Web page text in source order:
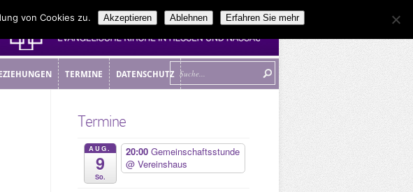
TERMINE DATENSCHUTZ
Termine
AUG.
9
So.
20:00 Gemeinschaftsstunde
@ Vereinshaus
von Cookies zu. Akzeptieren Ablehnen Erfahren Sie mehr